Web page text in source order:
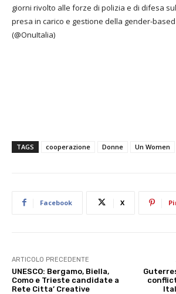
giorni rivolto alle forze di polizia e di difesa
presa in carico e gestione della gender-
(@OnuItalia)
TAGS cooperazione Donne Un Women
Facebook X
ARTICOLO PRECEDENTE
UNESCO: Bergamo, Biella,
Como e Trieste candidate a
Rete Citta’ Creative